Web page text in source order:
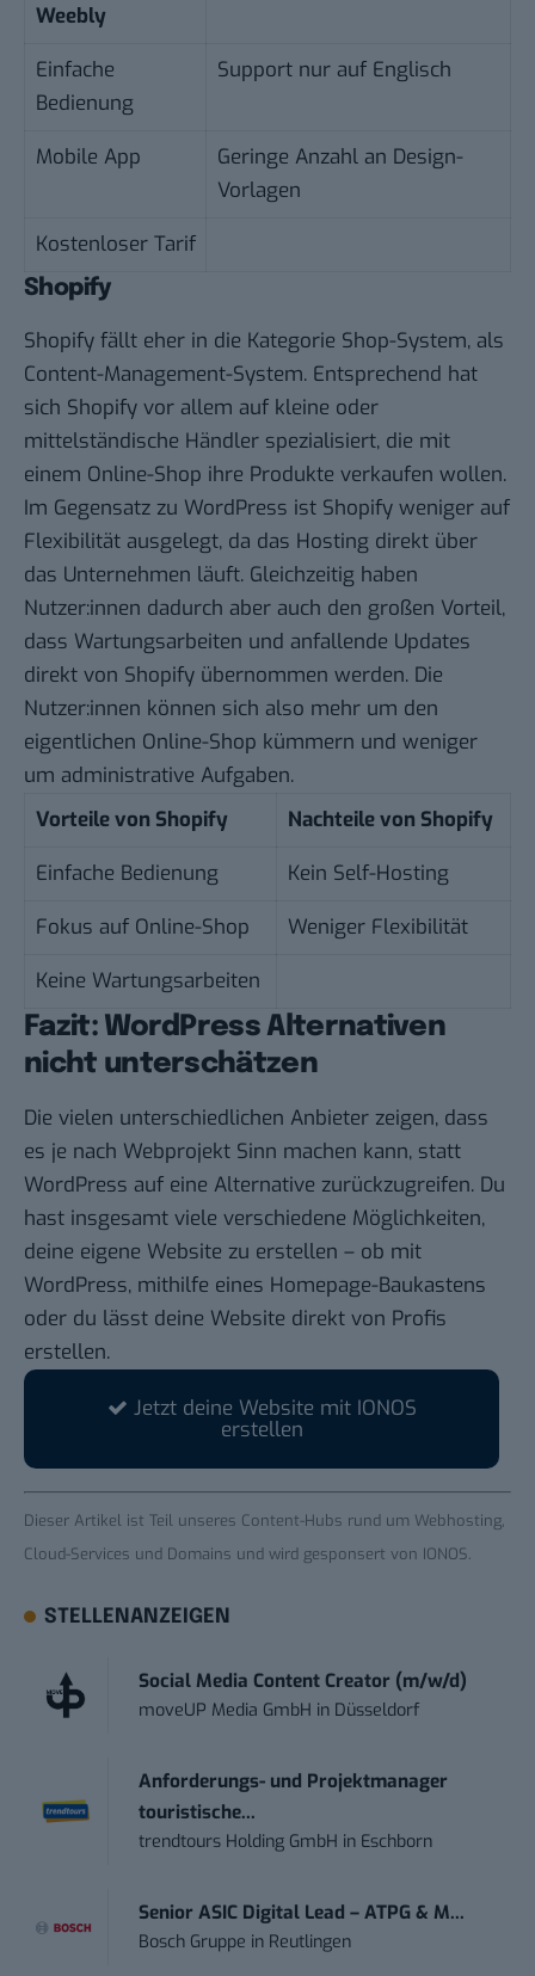
Weebly
Einfache
Bedienung
Support nur auf Englisch
Mobile App
Geringe Anzahl an Design-
Vorlagen
Kostenloser Tarif
Shopify
Shopify fällt eher in die Kategorie Shop-System, als
Content-Management-System. Entsprechend hat
sich Shopify vor allem auf kleine oder
mittelständische Händler spezialisiert, die mit
einem Online-Shop ihre Produkte verkaufen wollen.
Im Gegensatz zu WordPress ist Shopify weniger auf
Flexibilität ausgelegt, da das Hosting direkt über
das Unternehmen läuft. Gleichzeitig haben
Nutzer:innen dadurch aber auch den großen Vorteil,
dass Wartungsarbeiten und anfallende Updates
direkt von Shopify übernommen werden. Die
Nutzer:innen können sich also mehr um den
eigentlichen Online-Shop kümmern und weniger
um administrative Aufgaben.
Vorteile von Shopify
Nachteile von Shopify
Einfache Bedienung
Kein Self-Hosting
Fokus auf Online-Shop
Weniger Flexibilität
Keine Wartungsarbeiten
Fazit: WordPress Alternativen
nicht unterschätzen
Die vielen unterschiedlichen Anbieter zeigen, dass
es je nach Webprojekt Sinn machen kann, statt
WordPress auf eine Alternative zurückzugreifen. Du
hast insgesamt viele verschiedene Möglichkeiten,
deine eigene Website zu erstellen – ob mit
WordPress, mithilfe eines Homepage-Baukastens
oder du lässt deine Website direkt von Profis
erstellen.
Jetzt deine Website mit IONOS
erstellen
Dieser Artikel ist Teil unseres Content-Hubs rund um Webhosting,
Cloud-Services und Domains und wird gesponsert von IONOS.
STELLENANZEIGEN
Social Media Content Creator (m/w/d)
moveUP Media GmbH in Düsseldorf
Anforderungs- und Projektmanager
touristische...
trendtours Holding GmbH in Eschborn
Senior ASIC Digital Lead – ATPG & M...
Bosch Gruppe in Reutlingen